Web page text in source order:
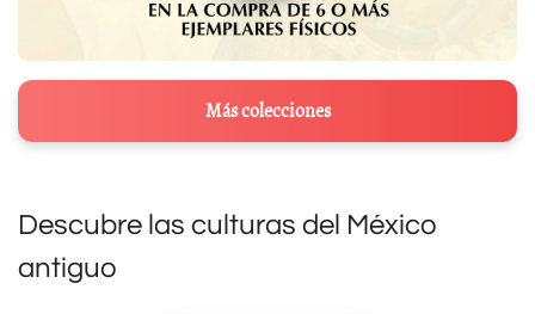
Más colecciones
Descubre las culturas del México
antiguo